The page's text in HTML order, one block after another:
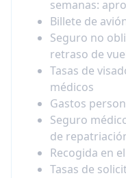
semanas:
Billete de
Seguro no
retraso de
Tasas de
médicos
Gastos
Seguro
de
Recogida en
Tasas de